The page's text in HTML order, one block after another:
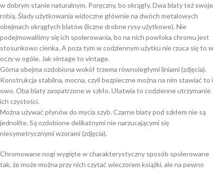
w dobrym stanie naturalnym. Poręczny, bo okrągły. Dwa blaty też swoje
robią. Ślady użytkowania widoczne głównie na dwóch metalowych
obejmach okrągłych blatów (liczne drobne rysy użytkowe). Nie
podejmowaliśmy się ich spolerowania, bo na nich powłoka chromu jest
stosunkowo cienka. A poza tym w codziennym użytku nie rzuca się to w
oczy w ogóle. Jak vintage to vintage.
Górna obejma ozdobiona wokół trzema równoległymi liniami (zdjęcia).
Konstrukcja stabilna, mocna, czyli bezpieczne można na nim stawiać to i
owo. Oba blaty zaopatrzone w szkło. Ułatwia to codzienne utrzymanie
ich czystości.
Można używać płynów do mycia szyb. Czarne blaty pod szkłem nie są
jednolite. Są ozdobione delikatnymi nie narzucającymi się
niesymetrycznymi wzorami (zdjęcia).
Chromowane nogi wygięte w charakterystyczny sposób spolerowane
tak, że może można przy nich czytać wieczorem książki, ale na pewno